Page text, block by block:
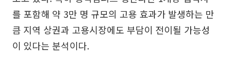
를 포함해 약 3만 명 규모의 고용 효과가 발생하는 만
큼 지역 상권과 고용시장에도 부담이 전이될 가능성
이 있다는 분석이다.